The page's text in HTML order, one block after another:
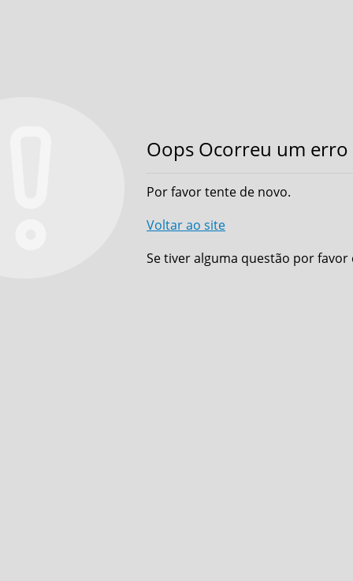
Oops Ocorreu um
Por favor tente de novo.
Voltar ao site
Se tiver alguma questão por favor